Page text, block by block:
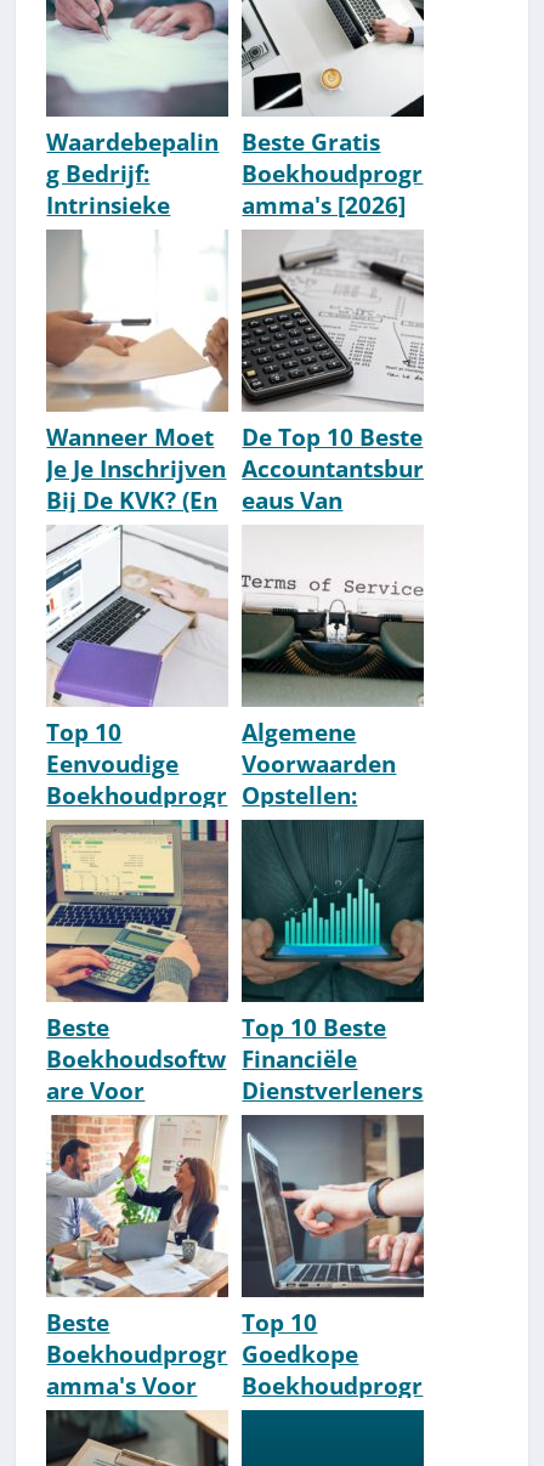
Waardebepalin
g Bedrijf:
Intrinsieke
Waarde,
Rentabiliteit &
Discounted
Cashflow
Beste Gratis
Boekhoudprogr
amma's [2026]
Wanneer Moet
Je Je Inschrijven
Bij De KVK? (En
Wanneer Niet?)
De Top 10 Beste
Accountantsbur
eaus Van
Nederland
Top 10
Eenvoudige
Boekhoudprogr
amma's
[Simpel] [2026]
Algemene
Voorwaarden
Opstellen:
Template &
How-To
Beste
Boekhoudsoftw
are Voor
Therapeuten &
Coaches [2026
Update]
Top 10 Beste
Financiële
Dienstverleners
& Experts Van
Nederland
[2026 Update]
Beste
Boekhoudprogr
amma's Voor
ZZP'ers [2026
Getest]
Top 10
Goedkope
Boekhoudprogr
amma's [2026]